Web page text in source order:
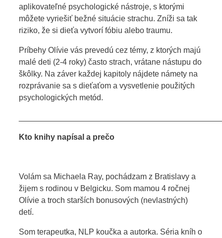
aplikovateľné psychologické nástroje, s ktorými
môžete vyriešiť bežné situácie strachu. Zníži sa tak
riziko, že si dieťa vytvorí fóbiu alebo traumu.
Príbehy Olívie vás prevedú cez témy, z ktorých majú
malé deti (2-4 roky) často strach, vrátane nástupu do
škôlky. Na záver každej kapitoly nájdete námety na
rozprávanie sa s dieťaťom a vysvetlenie použitých
psychologických metód.
Kto knihy napísal a prečo
Volám sa Michaela Ray, pochádzam z Bratislavy a
žijem s rodinou v Belgicku. Som mamou 4 ročnej
Olívie a troch starších bonusových (nevlastných)
detí.
Som terapeutka, NLP koučka a autorka. Séria kníh o